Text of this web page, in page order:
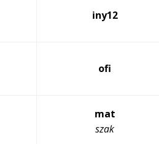
iny12
ofi
mat
szak